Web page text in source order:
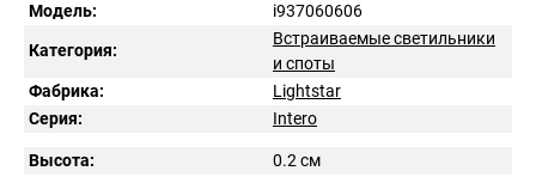
Модель:
i937060606
Категория:
Встраиваемые светильники
и споты
Фабрика:
Lightstar
Серия:
Intero
Высота:
0.2 см